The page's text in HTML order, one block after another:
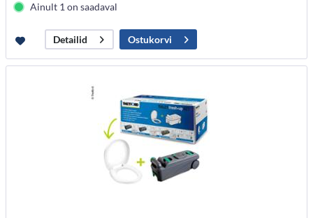
Ainult 1 on saadaval
Detailid Ostukorvi